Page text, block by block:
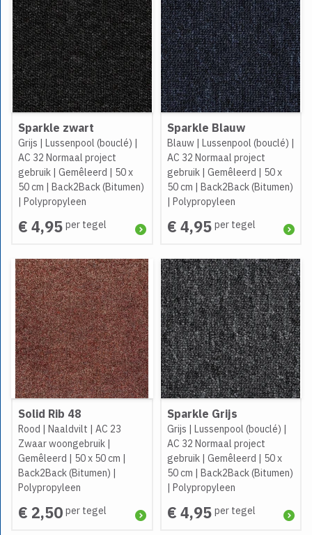
Sparkle zwart
Grijs | Lussenpool (bouclé) |
AC 32 Normaal project
gebruik | Gemêleerd | 50 x
50 cm | Back2Back (Bitumen)
| Polypropyleen
€ 4,95 per tegel
Sparkle Blauw
Blauw| Lussenpool (bouclé) |
AC 32 Normaal project
gebruik| Gemêleerd | 50 x
50 cm | Back2Back (Bitumen)
| Polypropyleen
€ 4,95 per tegel
Solid Rib 48
Rood | Naaldvilt | AC 23
Zwaar woongebruik |
Gemêleerd | 50 x 50 cm |
Back2Back (Bitumen) |
Polypropyleen
€ 2,50 per tegel
Sparkle Grijs
Grijs | Lussenpool (bouclé) |
AC 32 Normaal project
gebruik| Gemêleerd | 50 x
50 cm | Back2Back (Bitumen)
| Polypropyleen
€ 4,95 per tegel